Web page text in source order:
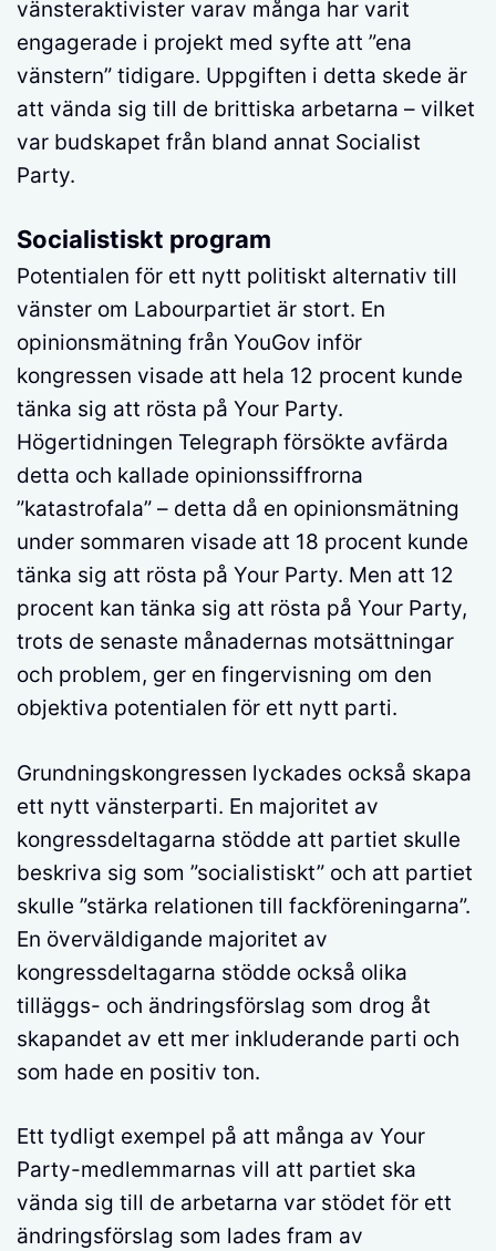
vänsteraktivister varav många har varit
engagerade i projekt med syfte att ”ena
vänstern” tidigare. Uppgiften i detta skede är
att vända sig till de brittiska arbetarna – vilket
var budskapet från bland annat Socialist
Party.
Socialistiskt program
Potentialen för ett nytt politiskt alternativ till
vänster om Labourpartiet är stort. En
opinionsmätning från YouGov inför
kongressen visade att hela 12 procent kunde
tänka sig att rösta på Your Party.
Högertidningen Telegraph försökte avfärda
detta och kallade opinionssiffrorna
”katastrofala” – detta då en opinionsmätning
under sommaren visade att 18 procent kunde
tänka sig att rösta på Your Party. Men att 12
procent kan tänka sig att rösta på Your Party,
trots de senaste månadernas motsättningar
och problem, ger en fingervisning om den
objektiva potentialen för ett nytt parti.
Grundningskongressen lyckades också skapa
ett nytt vänsterparti. En majoritet av
kongressdeltagarna stödde att partiet skulle
beskriva sig som ”socialistiskt” och att partiet
skulle ”stärka relationen till fackföreningarna”.
En överväldigande majoritet av
kongressdeltagarna stödde också olika
tilläggs- och ändringsförslag som drog åt
skapandet av ett mer inkluderande parti och
som hade en positiv ton.
Ett tydligt exempel på att många av Your
Party-medlemmarnas vill att partiet ska
vända sig till de arbetarna var stödet för ett
ändringsförslag som lades fram av